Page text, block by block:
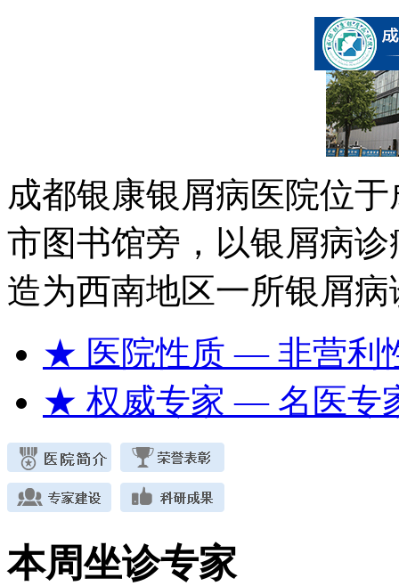
成都银康银屑病医院位
市图书馆旁，以银屑病
造为西南地区一所银屑
★ 医院性质— 非营利
★ 权威专家— 名医专
本周坐诊专家